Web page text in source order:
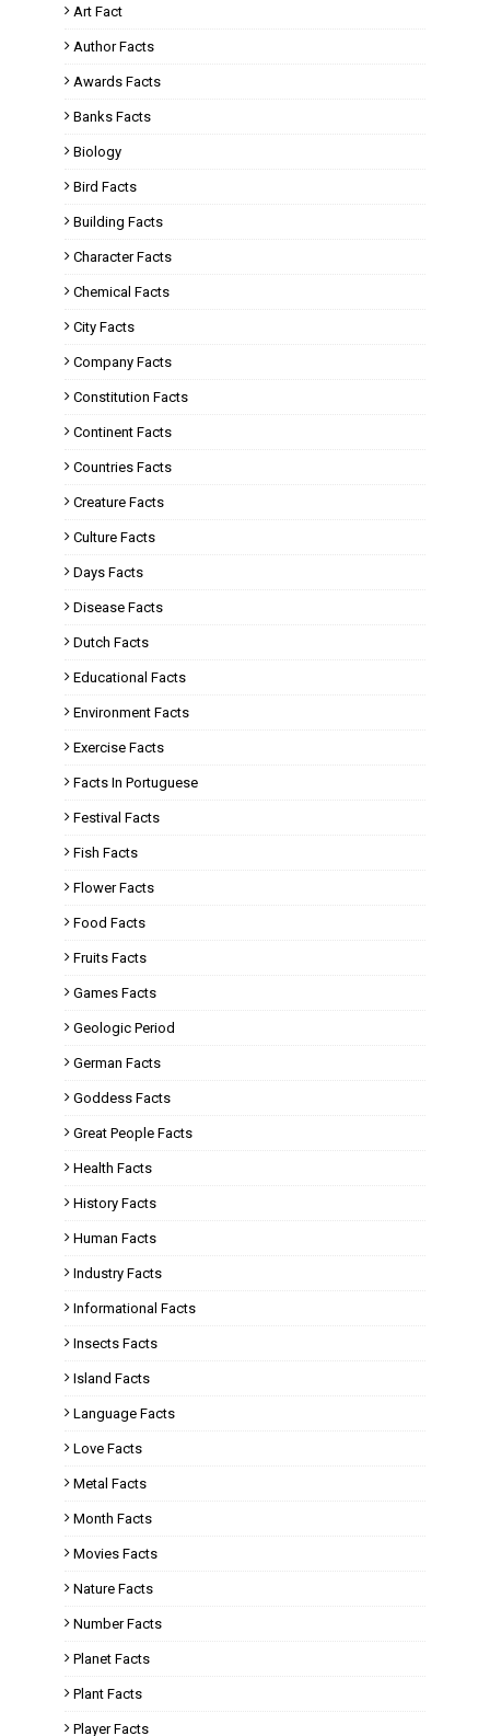
Art Fact
Author Facts
Awards Facts
Banks Facts
Biology
Bird Facts
Building Facts
Character Facts
Chemical Facts
City Facts
Company Facts
Constitution Facts
Continent Facts
Countries Facts
Creature Facts
Culture Facts
Days Facts
Disease Facts
Dutch Facts
Educational Facts
Environment Facts
Exercise Facts
Facts In Portuguese
Festival Facts
Fish Facts
Flower Facts
Food Facts
Fruits Facts
Games Facts
Geologic Period
German Facts
Goddess Facts
Great People Facts
Health Facts
History Facts
Human Facts
Industry Facts
Informational Facts
Insects Facts
Island Facts
Language Facts
Love Facts
Metal Facts
Month Facts
Movies Facts
Nature Facts
Number Facts
Planet Facts
Plant Facts
Player Facts